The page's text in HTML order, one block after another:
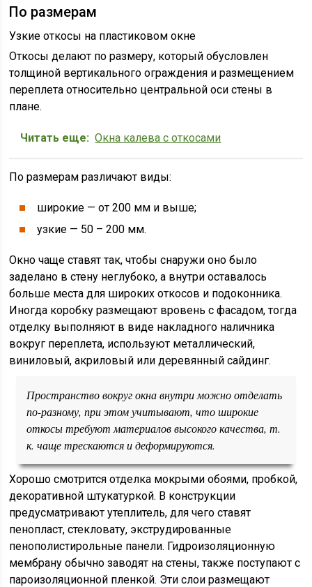
По размерам
Узкие откосы на пластиковом окне
Откосы делают по размеру, который обусловлен
толщиной вертикального ограждения и размещением
переплета относительно центральной оси стены в
плане.
Читать еще: Окна калева с откосами
По размерам различают виды:
широкие — от 200 мм и выше;
узкие — 50 – 200 мм.
Окно чаще ставят так, чтобы снаружи оно было
заделано в стену неглубоко, а внутри оставалось
больше места для широких откосов и подоконника.
Иногда коробку размещают вровень с фасадом, тогда
отделку выполняют в виде накладного наличника
вокруг переплета, используют металлический,
виниловый, акриловый или деревянный сайдинг.
Пространство вокруг окна внутри можно отделать
по-разному, при этом учитывают, что широкие
откосы требуют материалов высокого качества, т.
к. чаще трескаются и деформируются.
Хорошо смотрится отделка мокрыми обоями, пробкой,
декоративной штукатуркой. В конструкции
предусматривают утеплитель, для чего ставят
пенопласт, стекловату, экструдированные
пенополистирольные панели. Гидроизоляционную
мембрану обычно заводят на стены, также поступают с
пароизоляционной пленкой. Эти слои размещают